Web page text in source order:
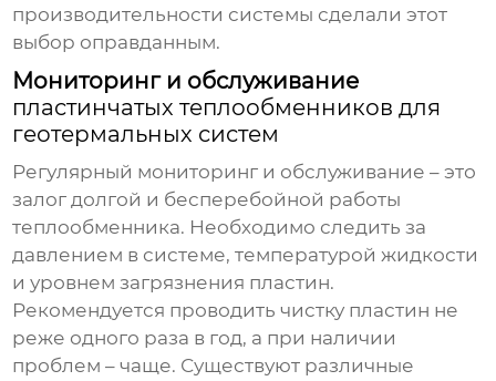
производительности системы сделали этот
выбор оправданным.
Мониторинг и обслуживание
пластинчатых теплообменников для
геотермальных систем
Регулярный мониторинг и обслуживание – это
залог долгой и бесперебойной работы
теплообменника. Необходимо следить за
давлением в системе, температурой жидкости
и уровнем загрязнения пластин.
Рекомендуется проводить чистку пластин не
реже одного раза в год, а при наличии
проблем – чаще. Существуют различные